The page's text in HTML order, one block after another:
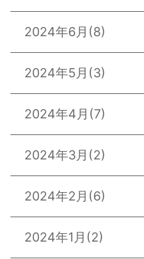
2024年6月 (8)
2024年5月 (3)
2024年4月 (7)
2024年3月 (2)
2024年2月 (6)
2024年1月 (2)